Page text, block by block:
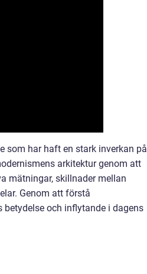
som har haft en stark inverkan på
arkitektur genom att
mätningar, skillnader mellan
Genom att förstå
och inflytande i dagens